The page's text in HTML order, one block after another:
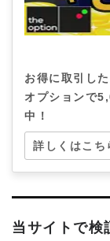
お得に取引し
オプションで
中！
詳しくはこち
当サイトで検